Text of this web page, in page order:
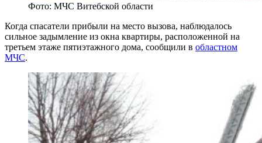
Фото: МЧС Витебской области
Когда спасатели прибыли на место вызова, наблюдалось
сильное задымление из окна квартиры, расположенной на
третьем этаже пятиэтажного дома, сообщили в областном
МЧС.